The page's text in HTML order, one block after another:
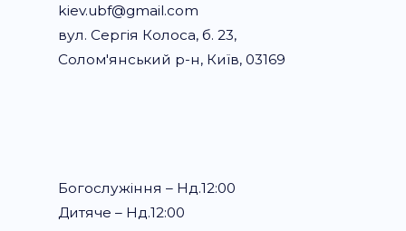
kiev.ubf@gmail.com
вул. Сергія Колоса, б. 23,
Солом'янський р-н, Київ, 03169
Богослужіння – Нд.12:00
Дитяче – Нд.12:00